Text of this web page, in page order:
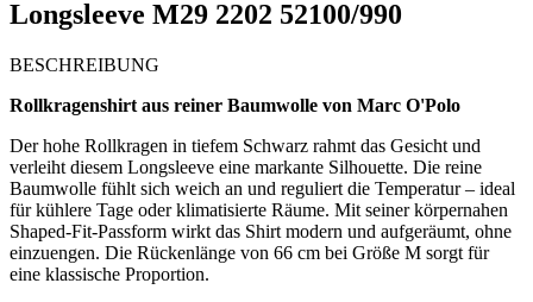
Longsleeve M29 2202 52100/990
BESCHREIBUNG
Rollkragenshirt aus reiner Baumwolle von Marc O'Polo
Der hohe Rollkragen in tiefem Schwarz rahmt das Gesicht und
verleiht diesem Longsleeve eine markante Silhouette. Die reine
Baumwolle fühlt sich weich an und reguliert die Temperatur – ideal
für kühlere Tage oder klimatisierte Räume. Mit seiner körpernahen
Shaped-Fit-Passform wirkt das Shirt modern und aufgeräumt, ohne
einzuengen. Die Rückenlänge von 66 cm bei Größe M sorgt für
eine klassische Proportion.